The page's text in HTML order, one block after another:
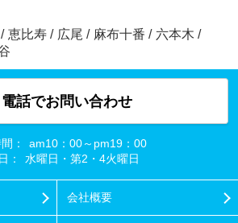
/ 恵比寿 / 広尾 / 麻布十番 / 六本木 /
電話でお問い合わせ
：
am10：00～pm19：00
：
水曜日・第2・4火曜日
会社概要